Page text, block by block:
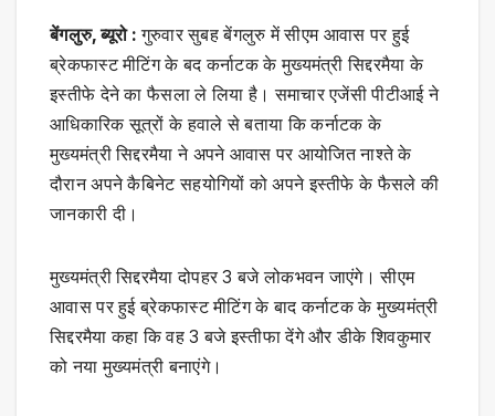
बेंगलुरु, ब्यूरो :गुरुवार सुबह बेंगलुरु में सीएम आवास पर हुई
ब्रेकफास्ट मीटिंग के बद कर्नाटक के मुख्यमंत्री सिद्दरमैया के
इस्तीफे देने का फैसला ले लिया है। समाचार एजेंसी पीटीआई ने
आधिकारिक सूत्रों के हवाले से बताया कि कर्नाटक के
मुख्यमंत्री सिद्दरमैया ने अपने आवास पर आयोजित नाश्ते के
दौरान अपने कैबिनेट सहयोगियों को अपने इस्तीफे के फैसले की
जानकारी दी।
मुख्यमंत्री सिद्दरमैया दोपहर 3 बजे लोकभवन जाएंगे। सीएम
आवास पर हुई ब्रेकफास्ट मीटिंग के बाद कर्नाटक के मुख्यमंत्री
सिद्दरमैया कहा कि वह 3 बजे इस्तीफा देंगे और डीके शिवकुमार
को नया मुख्यमंत्री बनाएंगे।